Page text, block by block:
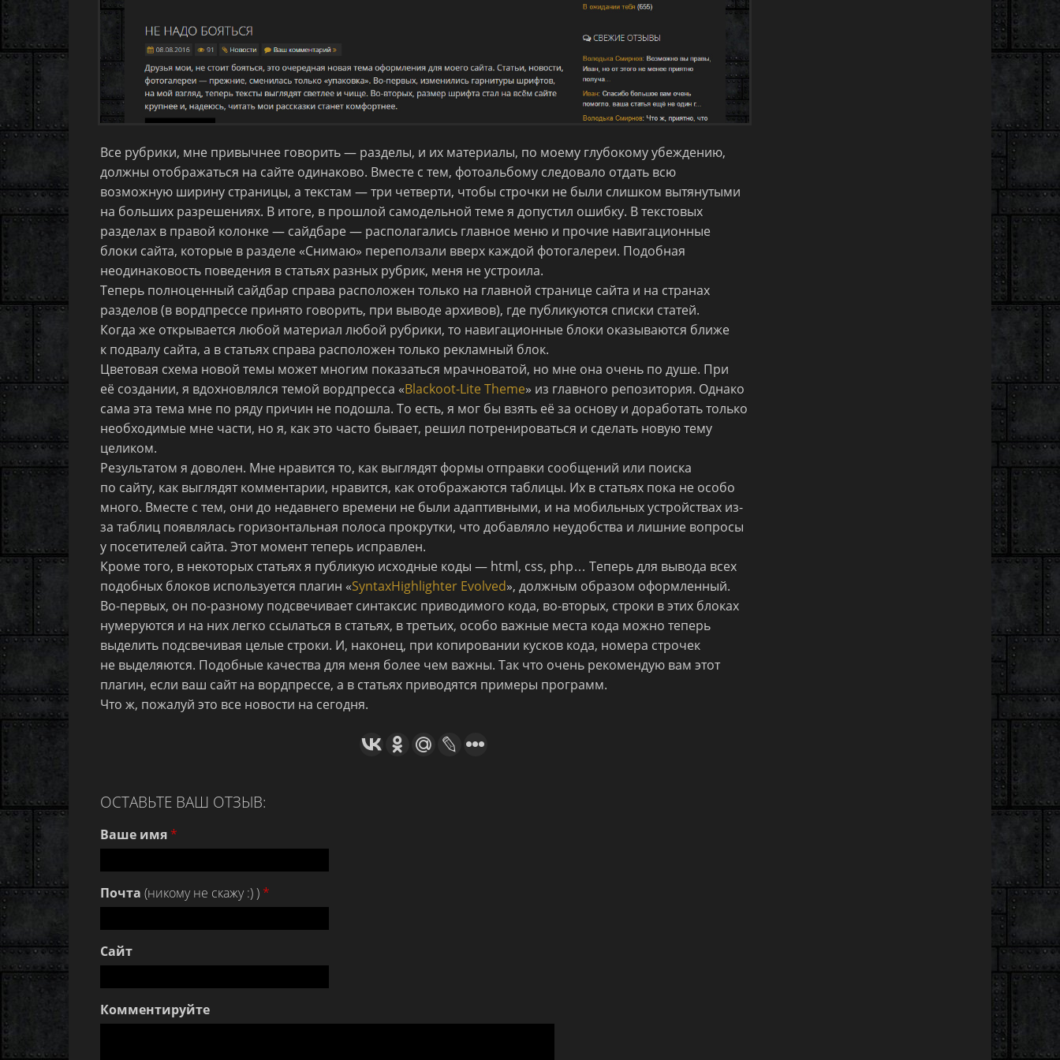
Все рубрики, мне привычнее говорить — разделы, и их материалы, по моему глубокому убеждению,
должны отображаться на сайте одинаково. Вместе с тем, фотоальбому следовало отдать всю
возможную ширину страницы, а текстам — три четверти, чтобы строчки не были слишком вытянутыми
на больших разрешениях. В итоге, в прошлой самодельной теме я допустил ошибку. В текстовых
разделах в правой колонке — сайдбаре — располагались главное меню и прочие навигационные
блоки сайта, которые в разделе «Снимаю» переползали вверх каждой фотогалереи. Подобная
неодинаковость поведения в статьях разных рубрик, меня не устроила.
Теперь полноценный сайдбар справа расположен только на главной странице сайта и на странах
разделов (в вордпрессе принято говорить, при выводе архивов), где публикуются списки статей.
Когда же открывается любой материал любой рубрики, то навигационные блоки оказываются ближе
к подвалу сайта, а в статьях справа расположен только рекламный блок.
Цветовая схема новой темы может многим показаться мрачноватой, но мне она очень по душе. При
её создании, я вдохновлялся темой вордпресса «Blackoot-Lite Theme» из главного репозитория. Однако
сама эта тема мне по ряду причин не подошла. То есть, я мог бы взять её за основу и доработать только
необходимые мне части, но я, как это часто бывает, решил потренироваться и сделать новую тему
целиком.
Результатом я доволен. Мне нравится то, как выглядят формы отправки сообщений или поиска
по сайту, как выглядят комментарии, нравится, как отображаются таблицы. Их в статьях пока не особо
много. Вместе с тем, они до недавнего времени не были адаптивными, и на мобильных устройствах из-
за таблиц появлялась горизонтальная полоса прокрутки, что добавляло неудобства и лишние вопросы
у посетителей сайта. Этот момент теперь исправлен.
Кроме того, в некоторых статьях я публикую исходные коды — html, css, php… Теперь для вывода всех
подобных блоков используется плагин «SyntaxHighlighter Evolved», должным образом оформленный.
Во-первых, он по-разному подсвечивает синтаксис приводимого кода, во-вторых, строки в этих блоках
нумеруются и на них легко ссылаться в статьях, в третьих, особо важные места кода можно теперь
выделить подсвечивая целые строки. И, наконец, при копировании кусков кода, номера строчек
не выделяются. Подобные качества для меня более чем важны. Так что очень рекомендую вам этот
плагин, если ваш сайт на вордпрессе, а в статьях приводятся примеры программ.
Что ж, пожалуй это все новости на сегодня.
ОСТАВЬТЕ ВАШ ОТЗЫВ:
Ваше имя *
Почта (никому не скажу :) ) *
Сайт
Комментируйте